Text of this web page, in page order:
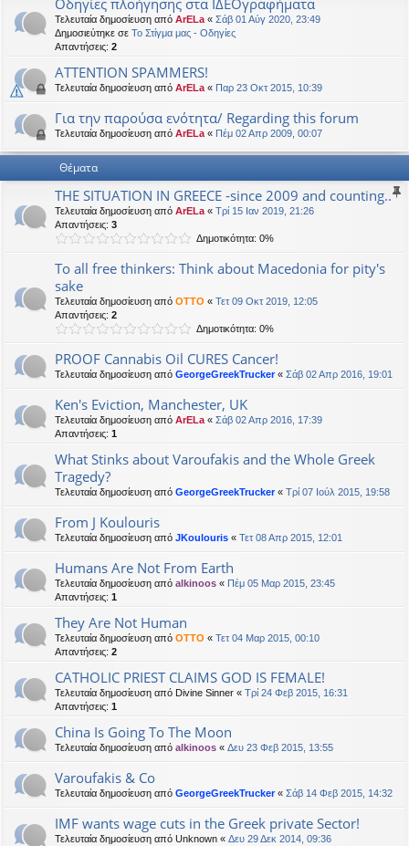
εις
Οδηγίες πλοήγησης στα ΙΔΕΟγραφήματα
Τελευταία δημοσίευση από ArELa « Σάβ 01 Αύγ 2020, 23:49
Δημοσιεύτηκε σε Το Στίγμα μας - Οδηγίες
Απαντήσεις: 2
ATTENTION SPAMMERS!
Τελευταία δημοσίευση από ArELa « Παρ 23 Οκτ 2015, 10:39
Για την παρούσα ενότητα/ Regarding this forum
Τελευταία δημοσίευση από ArELa « Πέμ 02 Απρ 2009, 00:07
Θέματα
THE SITUATION IN GREECE -since 2009 and counting..
Τελευταία δημοσίευση από ArELa « Τρί 15 Ιαν 2019, 21:26
Απαντήσεις: 3
Δημοτικότητα: 0%
To all free thinkers: Think about Macedonia for pity's
sake
Τελευταία δημοσίευση από OTTO « Τετ 09 Οκτ 2019, 12:05
Απαντήσεις: 2
Δημοτικότητα: 0%
PROOF Cannabis Oil CURES Cancer!
Τελευταία δημοσίευση από GeorgeGreekTrucker« Σάβ 02 Απρ 2016, 19:01
Ken's Eviction, Manchester, UK
Τελευταία δημοσίευση από ArELa « Σάβ 02 Απρ 2016, 17:39
Απαντήσεις: 1
What Stinks about Varoufakis and the Whole Greek
Tragedy?
Τελευταία δημοσίευση από GeorgeGreekTrucker« Τρί 07 Ιούλ 2015, 19:58
From J Koulouris
Τελευταία δημοσίευση από JKoulouris « Τετ 08 Απρ 2015, 12:01
Humans Are Not From Earth
Τελευταία δημοσίευση από alkinoos « Πέμ 05 Μαρ 2015, 23:45
Απαντήσεις: 1
They Are Not Human
Τελευταία δημοσίευση από OTTO « Τετ 04 Μαρ 2015, 00:10
Απαντήσεις: 2
CATHOLIC PRIEST CLAIMS GOD IS FEMALE!
Τελευταία δημοσίευση από Divine Sinner « Τρί 24 Φεβ 2015, 16:31
Απαντήσεις: 1
China Is Going To The Moon
Τελευταία δημοσίευση από alkinoos « Δευ 23 Φεβ 2015, 13:55
Varoufakis & Co
Τελευταία δημοσίευση από GeorgeGreekTrucker« Σάβ 14 Φεβ 2015, 14:32
IMF wants wage cuts in the Greek private Sector!
Τελευταία δημοσίευση από Unknown « Δευ 29 Δεκ 2014, 09:36